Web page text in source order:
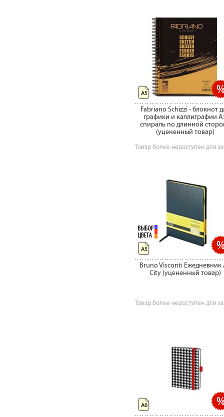
Fabriano Schizzi - блокнот
графики и каллиграфии
спираль по длинной
(уцененный товар)
Товар более недоступен для
А5
Bruno Visconti Ежедневник
City (уцененный товар)
Товар более недоступен для
А5
А6